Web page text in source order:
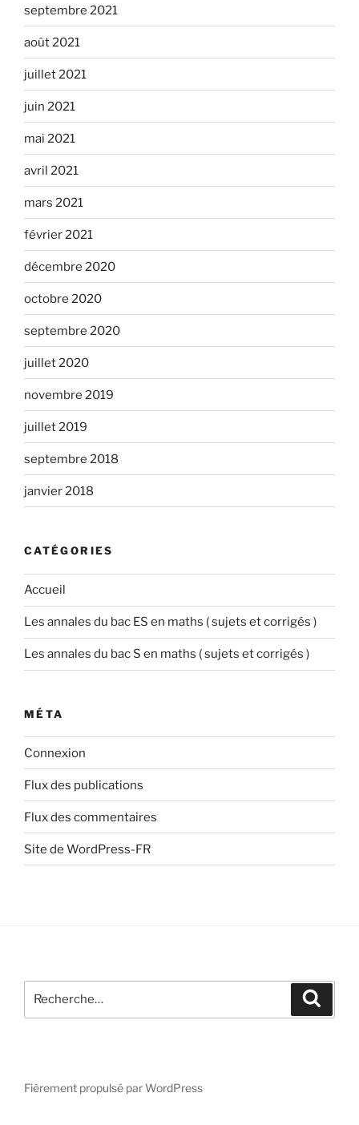
septembre 2021
août 2021
juillet 2021
juin 2021
mai 2021
avril 2021
mars 2021
février 2021
décembre 2020
octobre 2020
septembre 2020
juillet 2020
novembre 2019
juillet 2019
septembre 2018
janvier 2018
CATÉGORIES
Accueil
Les annales du bac ES en maths ( sujets et corrigés )
Les annales du bac S en maths ( sujets et corrigés )
MÉTA
Connexion
Flux des publications
Flux des commentaires
Site de WordPress-FR
pour
Fièrement propulsé par WordPress